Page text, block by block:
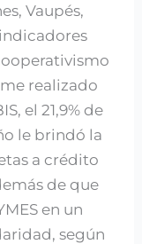
Vaupés,
realizado
el 21,9% de
le brindó la
a crédito
de que
en un
según